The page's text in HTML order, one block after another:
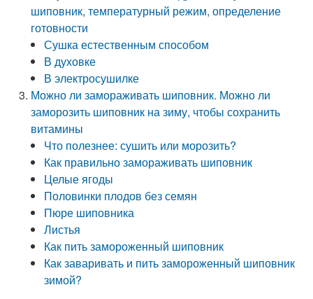
шиповник, температурный режим, определение
готовности
Сушка естественным способом
В духовке
В электросушилке
Можно ли замораживать шиповник. Можно ли
заморозить шиповник на зиму, чтобы сохранить
витамины
Что полезнее: сушить или морозить?
Как правильно замораживать шиповник
Целые ягоды
Половинки плодов без семян
Пюре шиповника
Листья
Как пить замороженный шиповник
Как заваривать и пить замороженный шиповник
зимой?